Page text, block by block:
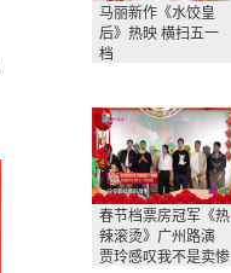
马丽新作《水饺皇
后》热映 横扫五一
档
春节档票房冠军《热
辣滚烫》广州路演
贾玲感叹我不是卖惨